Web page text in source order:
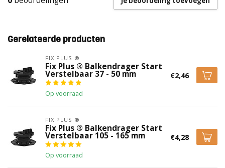
Gerelateerde producten
FIX PLUS ®
Fix Plus ® Balkendrager Start
Verstelbaar 37 - 50 mm
Op voorraad
€2,46
FIX PLUS ®
Fix Plus ® Balkendrager Start
Verstelbaar 105 - 165 mm
Op voorraad
€4,28